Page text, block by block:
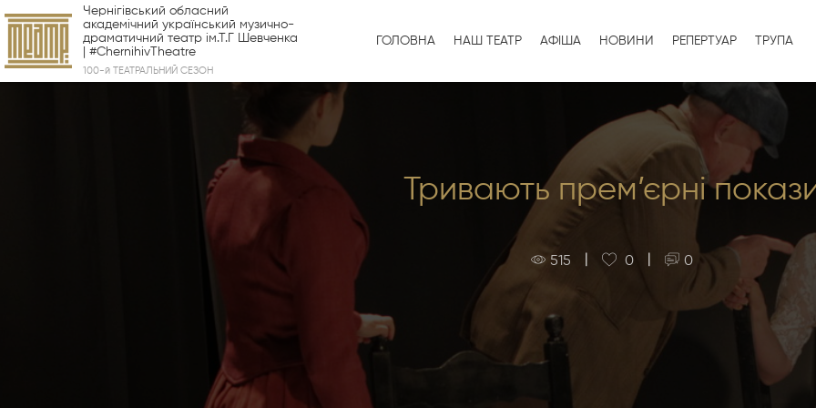
Чернігівський обласний
академічний український музично-
драматичний театр ім.Т.Г Шевченка
| #ChernihivTheatre
100-й ТЕАТРАЛЬНИЙ СЕЗОН
ГОЛОВНА НАШ ТЕАТР АФІША НОВИНИ РЕПЕРТУАР ТРУПА
Тривають прем’єрні
515 0 0